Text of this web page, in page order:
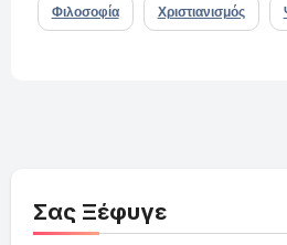
Φιλοσοφία Χριστιανισμός
Σας Ξέφυγε